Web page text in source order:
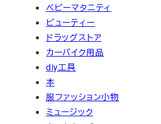
ベビーマタニティ
ビューティー
ドラッグストア
カーバイク用品
diy工具
本
服ファッション小物
ミュージック